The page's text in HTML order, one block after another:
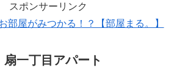
スポンサーリンク
部屋がみつかる！？【部屋まる。】
扇一丁目アパート